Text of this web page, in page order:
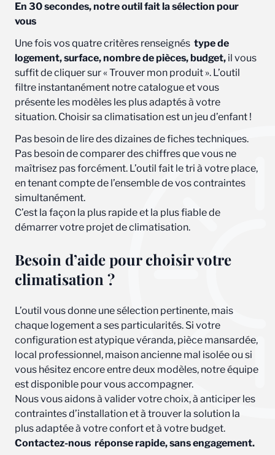
En 30 secondes, notre outil fait la sélection pour
vous
Une fois vos quatre critères renseignés type de
logement, surface, nombre de pièces, budget, il vous
suffit de cliquer sur « Trouver mon produit ». L’outil
filtre instantanément notre catalogue et vous
présente les modèles les plus adaptés à votre
situation. Choisir sa climatisation est un jeu d’enfant !
Pas besoin de lire des dizaines de fiches techniques.
Pas besoin de comparer des chiffres que vous ne
maîtrisez pas forcément. L’outil fait le tri à votre place,
en tenant compte de l’ensemble de vos contraintes
simultanément.
C’est la façon la plus rapide et la plus fiable de
démarrer votre projet de climatisation.
Besoin d’aide pour choisir votre
climatisation ?
L’outil vous donne une sélection pertinente, mais
chaque logement a ses particularités. Si votre
configuration est atypique véranda, pièce mansardée,
local professionnel, maison ancienne mal isolée ou si
vous hésitez encore entre deux modèles, notre équipe
est disponible pour vous accompagner.
Nous vous aidons à valider votre choix, à anticiper les
contraintes d’installation et à trouver la solution la
plus adaptée à votre confort et à votre budget.
Contactez-nous réponse rapide, sans engagement.